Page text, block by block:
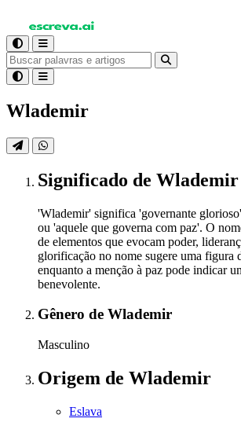
Wlademir
Significado de Wlademir
'Wlademir' significa 'governante
ou 'aquele que governa com paz'. O
de elementos que evocam poder,
glorificação no nome sugere uma figura
enquanto a menção à paz pode indicar
benevolente.
Gênero de Wlademir
Masculino
Origem de Wlademir
Eslava